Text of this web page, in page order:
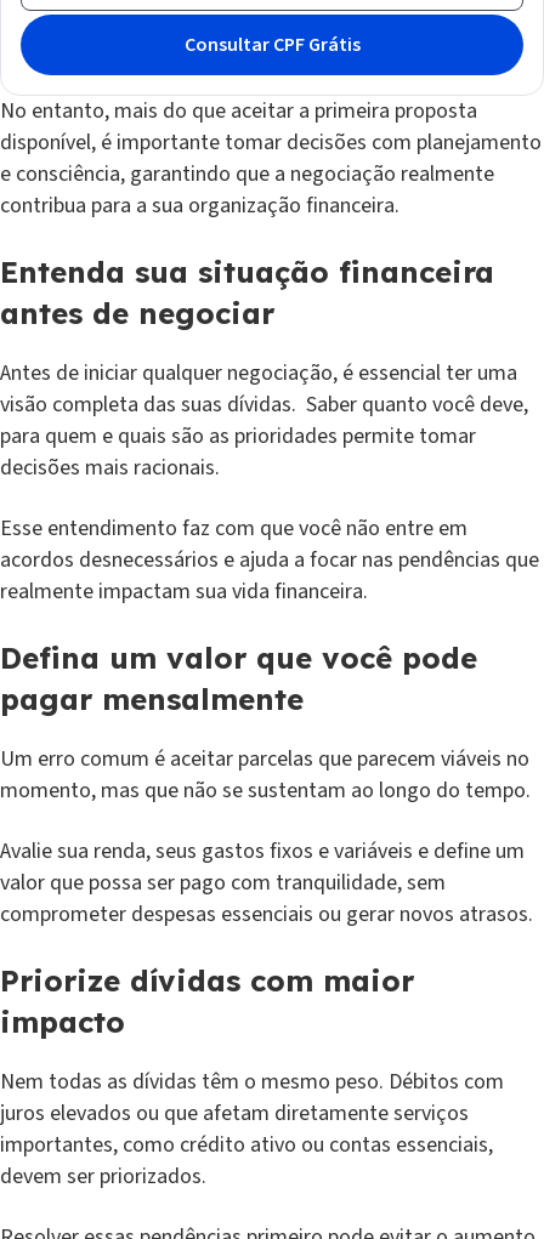
No entanto, mais do que aceitar a primeira proposta
disponível, é importante tomar decisões com planejamento
e consciência, garantindo que a negociação realmente
contribua para a sua organização financeira.
Entenda sua situação financeira
antes de negociar
Antes de iniciar qualquer negociação, é essencial ter uma
visão completa das suas dívidas. Saber quanto você deve,
para quem e quais são as prioridades permite tomar
decisões mais racionais.
Esse entendimento faz com que você não entre em
acordos desnecessários e ajuda a focar nas pendências que
realmente impactam sua vida financeira.
Defina um valor que você pode
pagar mensalmente
Um erro comum é aceitar parcelas que parecem viáveis no
momento, mas que não se sustentam ao longo do tempo.
Avalie sua renda, seus gastos fixos e variáveis e define um
valor que possa ser pago com tranquilidade, sem
comprometer despesas essenciais ou gerar novos atrasos.
Priorize dívidas com maior
impacto
Nem todas as dívidas têm o mesmo peso. Débitos com
juros elevados ou que afetam diretamente serviços
importantes, como crédito ativo ou contas essenciais,
devem ser priorizados.